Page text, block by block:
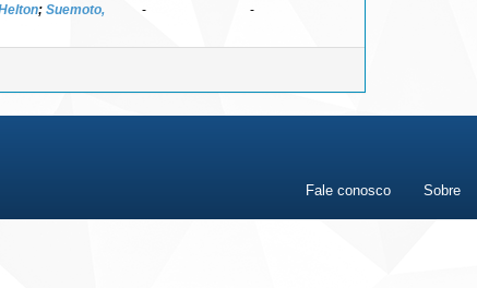
; Suemoto,
- -
Fale conosco Sobre